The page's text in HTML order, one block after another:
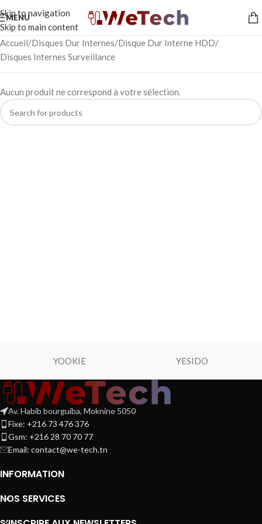
Skip to navigation
Skip to main content
MENU
Accueil Disques Dur Internes Disque Dur Interne HDD
Disques Internes Surveillance
Aucun produit ne correspond à votre sélection.
YOOKIE YESIDO
Av. Habib bourguiba, Moknine 5050
Fixe: +216 73 476 376
Gsm: +216 28 70 70 77
Email: contact@we-tech.tn
INFORMATION
NOS SERVICES